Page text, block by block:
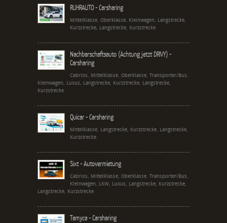
RUHRAUTO - Carsharing
Mittelklasse, Oberklasse, Kleinwagen, Langstrecke,
Kurzstrecke, Langstrecke, Kurzstrecke
Nachbarschaftsauto (Achtung jetzt DRIVY) -
Carsharing
Cabrios, Mittelklasse, Oberklasse, Transporter/Bus,
Kleinwagen, Luxus, Langstrecke, Kurzstrecke, Langstrecke,
Kurzstrecke
Quicar - Carsharing
Mittelklasse, Langstrecke, Kurzstrecke, Langstrecke,
Kurzstrecke
Sixt - Autovermietung
Cabrios, Mittelklasse, Oberklasse, Transporter/Bus,
Kleinwagen, LKW, Luxus, Langstrecke, Kurzstrecke,
Langstrecke, Kurzstrecke
Tamyca - Carsharing